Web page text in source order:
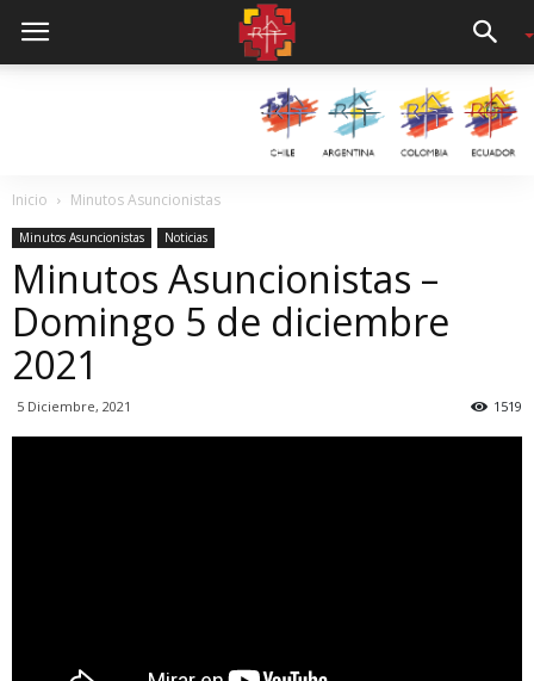
Inicio Minutos Asuncionistas
Minutos Asuncionistas Noticias
Minutos Asuncionistas –
Domingo 5 de diciembre
2021
5 Diciembre, 2021 1519